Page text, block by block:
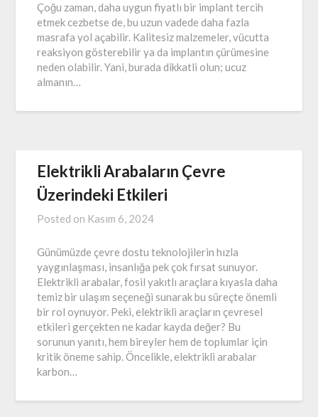
Çoğu zaman, daha uygun fiyatlı bir implant tercih
etmek cezbetse de, bu uzun vadede daha fazla
masrafa yol açabilir. Kalitesiz malzemeler, vücutta
reaksiyon gösterebilir ya da implantın çürümesine
neden olabilir. Yani, burada dikkatli olun; ucuz
almanın…
Elektrikli Arabaların Çevre
Üzerindeki Etkileri
Posted on Kasım 6, 2024
Günümüzde çevre dostu teknolojilerin hızla
yaygınlaşması, insanlığa pek çok fırsat sunuyor.
Elektrikli arabalar, fosil yakıtlı araçlara kıyasla daha
temiz bir ulaşım seçeneği sunarak bu süreçte önemli
bir rol oynuyor. Peki, elektrikli araçların çevresel
etkileri gerçekten ne kadar kayda değer? Bu
sorunun yanıtı, hem bireyler hem de toplumlar için
kritik öneme sahip. Öncelikle, elektrikli arabalar
karbon…